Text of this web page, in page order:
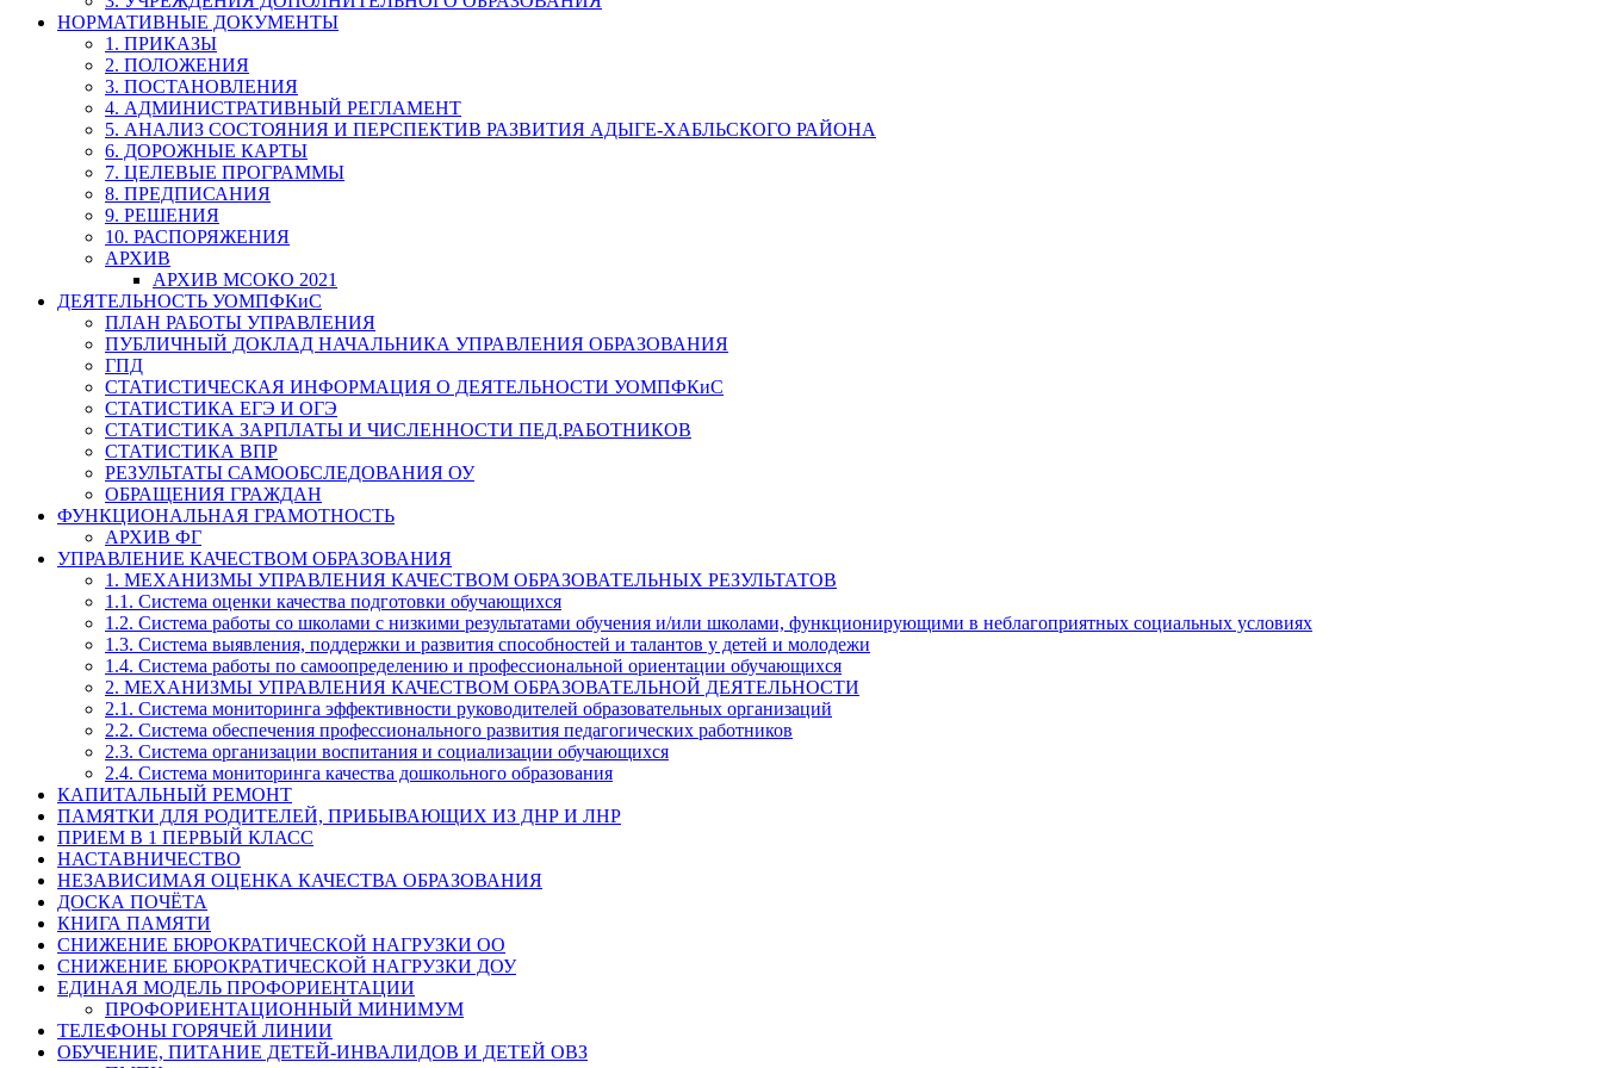
НОРМАТИВНЫЕ ДОКУМЕНТЫ
1. ПРИКАЗЫ
2. ПОЛОЖЕНИЯ
3. ПОСТАНОВЛЕНИЯ
4. АДМИНИСТРАТИВНЫЙ РЕГЛАМЕНТ
5. АНАЛИЗ СОСТОЯНИЯ И ПЕРСПЕКТИВ РАЗВИТИЯ АДЫГЕ-ХАБЛЬСКОГО РАЙОНА
6. ДОРОЖНЫЕ КАРТЫ
7. ЦЕЛЕВЫЕ ПРОГРАММЫ
8. ПРЕДПИСАНИЯ
9. РЕШЕНИЯ
10. РАСПОРЯЖЕНИЯ
АРХИВ
АРХИВ МСОКО 2021
ДЕЯТЕЛЬНОСТЬ УОМПФКиС
ПЛАН РАБОТЫ УПРАВЛЕНИЯ
ПУБЛИЧНЫЙ ДОКЛАД НАЧАЛЬНИКА УПРАВЛЕНИЯ ОБРАЗОВАНИЯ
ГПД
СТАТИСТИЧЕСКАЯ ИНФОРМАЦИЯ О ДЕЯТЕЛЬНОСТИ УОМПФКиС
СТАТИСТИКА ЕГЭ И ОГЭ
СТАТИСТИКА ЗАРПЛАТЫ И ЧИСЛЕННОСТИ ПЕД.РАБОТНИКОВ
СТАТИСТИКА ВПР
РЕЗУЛЬТАТЫ САМООБСЛЕДОВАНИЯ ОУ
ОБРАЩЕНИЯ ГРАЖДАН
ФУНКЦИОНАЛЬНАЯ ГРАМОТНОСТЬ
АРХИВ ФГ
УПРАВЛЕНИЕ КАЧЕСТВОМ ОБРАЗОВАНИЯ
1. МЕХАНИЗМЫ УПРАВЛЕНИЯ КАЧЕСТВОМ ОБРАЗОВАТЕЛЬНЫХ РЕЗУЛЬТАТОВ
1.1. Система оценки качества подготовки обучающихся
1.2. Система работы со школами с низкими результатами обучения и/или школами, функционирующими в неблагоприятных социальных условиях
1.3. Система выявления, поддержки и развития способностей и талантов у детей и молодежи
1.4. Система работы по самоопределению и профессиональной ориентации обучающихся
2. МЕХАНИЗМЫ УПРАВЛЕНИЯ КАЧЕСТВОМ ОБРАЗОВАТЕЛЬНОЙ ДЕЯТЕЛЬНОСТИ
2.1. Система мониторинга эффективности руководителей образовательных организаций
2.2. Система обеспечения профессионального развития педагогических работников
2.3. Система организации воспитания и социализации обучающихся
2.4. Система мониторинга качества дошкольного образования
КАПИТАЛЬНЫЙ РЕМОНТ
ПАМЯТКИ ДЛЯ РОДИТЕЛЕЙ, ПРИБЫВАЮЩИХ ИЗ ДНР И ЛНР
ПРИЕМ В 1 ПЕРВЫЙ КЛАСС
НАСТАВНИЧЕСТВО
НЕЗАВИСИМАЯ ОЦЕНКА КАЧЕСТВА ОБРАЗОВАНИЯ
ДОСКА ПОЧЁТА
КНИГА ПАМЯТИ
СНИЖЕНИЕ БЮРОКРАТИЧЕСКОЙ НАГРУЗКИ ОО
СНИЖЕНИЕ БЮРОКРАТИЧЕСКОЙ НАГРУЗКИ ДОУ
ЕДИНАЯ МОДЕЛЬ ПРОФОРИЕНТАЦИИ
ПРОФОРИЕНТАЦИОННЫЙ МИНИМУМ
ТЕЛЕФОНЫ ГОРЯЧЕЙ ЛИНИИ
ОБУЧЕНИЕ, ПИТАНИЕ ДЕТЕЙ-ИНВАЛИДОВ И ДЕТЕЙ ОВЗ